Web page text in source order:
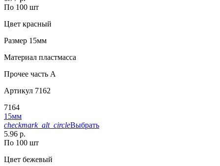
По 100 шт
Цвет красный
Размер 15мм
Материал пластмасса
Прочее часть A
Артикул 7162
7164
15мм
checkmark_alt_circleВыбрать
5.96 р.
По 100 шт
Цвет бежевый